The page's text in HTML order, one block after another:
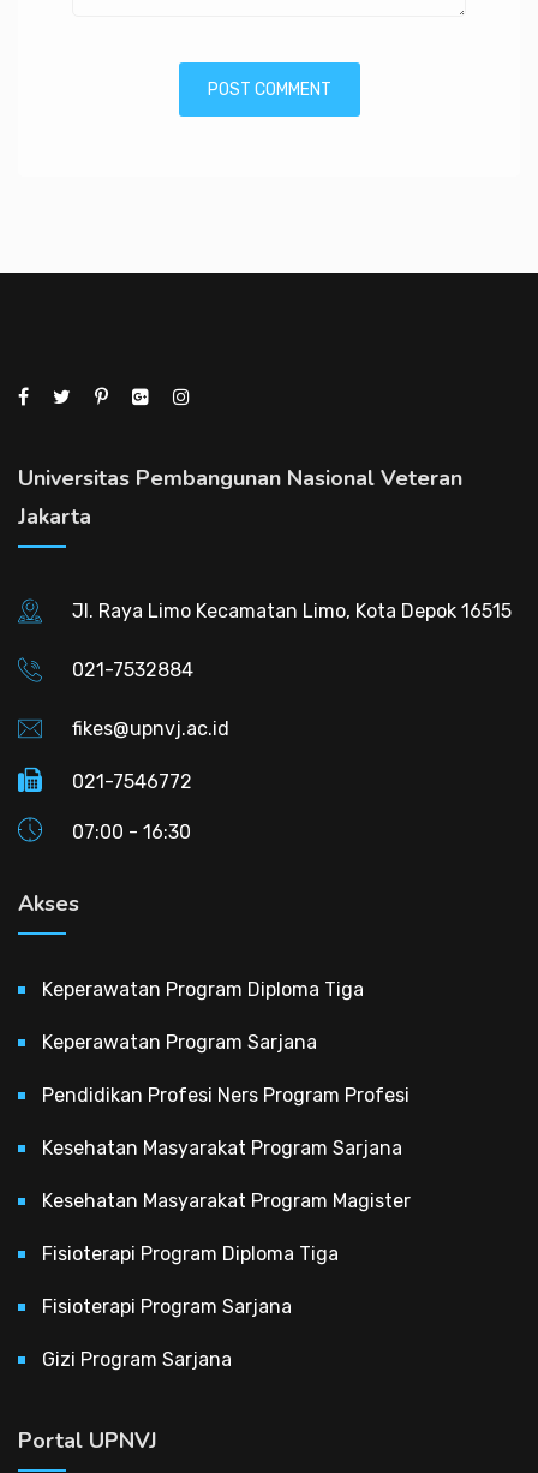
Universitas Pembangunan Nasional Veteran
Jakarta
Jl. Raya Limo Kecamatan Limo, Kota Depok 16515
021-7532884
fikes@upnvj.ac.id
021-7546772
07:00 - 16:30
Akses
Keperawatan Program Diploma Tiga
Keperawatan Program Sarjana
Pendidikan Profesi Ners Program Profesi
Kesehatan Masyarakat Program Sarjana
Kesehatan Masyarakat Program Magister
Fisioterapi Program Diploma Tiga
Fisioterapi Program Sarjana
Gizi Program Sarjana
Portal UPNVJ